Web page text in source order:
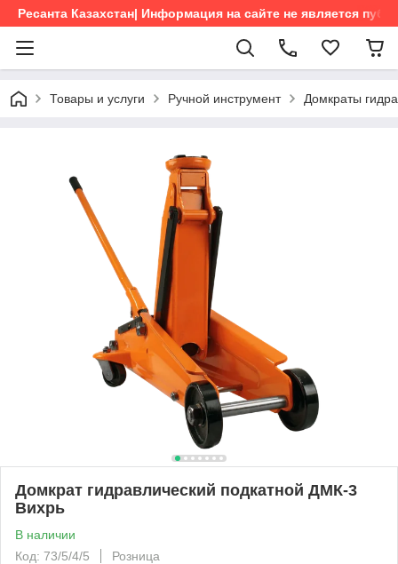
Ресанта Казахстан| Информация на сайте не является
Товары и услуги Ручной инструмент Домкраты
Домкрат гидравлический подкатной ДМК-3
Вихрь
В наличии
Код: 73/5/4/5
Розница